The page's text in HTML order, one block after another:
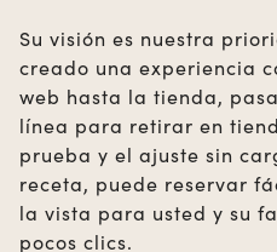
Su visión es nuestra
creado una experiencia
web hasta la tienda,
línea para retirar en
prueba y el ajuste sin
receta, puede reservar
la vista para usted y su
pocos clics.